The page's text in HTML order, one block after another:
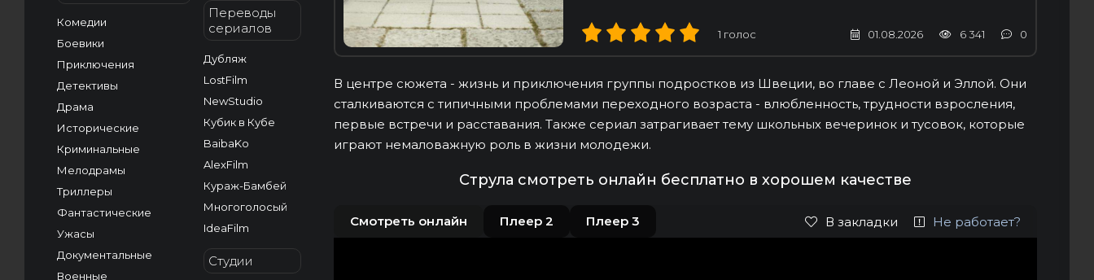
Комедии
Боевики
Приключения
Детективы
Драма
Исторические
Криминальные
Мелодрамы
Триллеры
Фантастические
Ужасы
Документальные
Военные
Переводы
сериалов
Дубляж
LostFilm
NewStudio
Кубик в Кубе
BaibaKo
AlexFilm
Кураж-Бамбей
Многоголосый
IdeaFilm
Студии
1 голос 01.08.2026 6 341 0
В центре сюжета - жизнь и приключения группы подростков из Швеции, во главе с Леоной и Эллой. Они
сталкиваются с типичными проблемами переходного возраста - влюбленность, трудности взросления,
первые встречи и расставания. Также сериал затрагивает тему школьных вечеринок и тусовок, которые
играют немаловажную роль в жизни молодежи.
Струла смотреть онлайн бесплатно в хорошем качестве
Смотреть онлайн Плеер 2 Плеер 3 В закладки Не работает?